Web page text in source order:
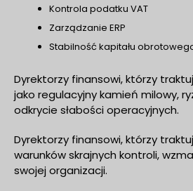
Kontrola podatku VAT
Zarządzanie ERP
Stabilność kapitału
Dyrektorzy finansowi, którzy
jako regulacyjny kamień milowy,
odkrycie słabości operacyjnych.
Dyrektorzy finansowi, którzy
warunków skrajnych kontroli,
swojej organizacji.